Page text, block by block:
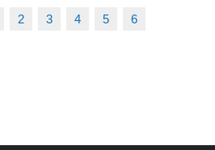
2 3 4 5 6